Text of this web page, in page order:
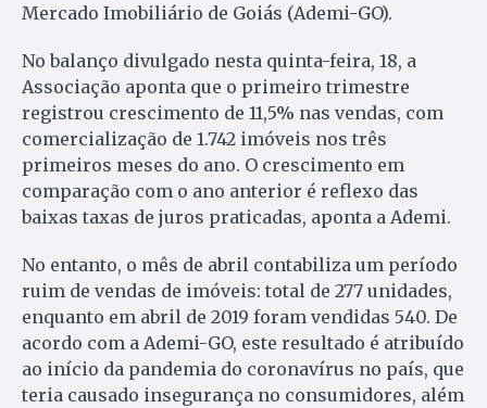
Mercado Imobiliário de Goiás (Ademi-GO).
No balanço divulgado nesta quinta-feira, 18, a
Associação aponta que o primeiro trimestre
registrou crescimento de 11,5% nas vendas, com
comercialização de 1.742 imóveis nos três
primeiros meses do ano. O crescimento em
comparação com o ano anterior é reflexo das
baixas taxas de juros praticadas, aponta a Ademi.
No entanto, o mês de abril contabiliza um período
ruim de vendas de imóveis: total de 277 unidades,
enquanto em abril de 2019 foram vendidas 540. De
acordo com a Ademi-GO, este resultado é atribuído
ao início da pandemia do coronavírus no país, que
teria causado insegurança no consumidores, além